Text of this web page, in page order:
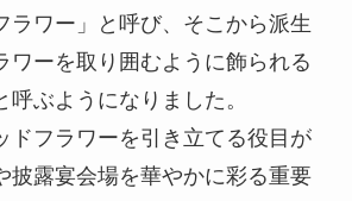
ラワー」と呼び、そこから派生
ワーを取り囲むように飾られる
ぶようになりました。
ドフラワーを引き立てる役目が
披露宴会場を華やかに彩る重要